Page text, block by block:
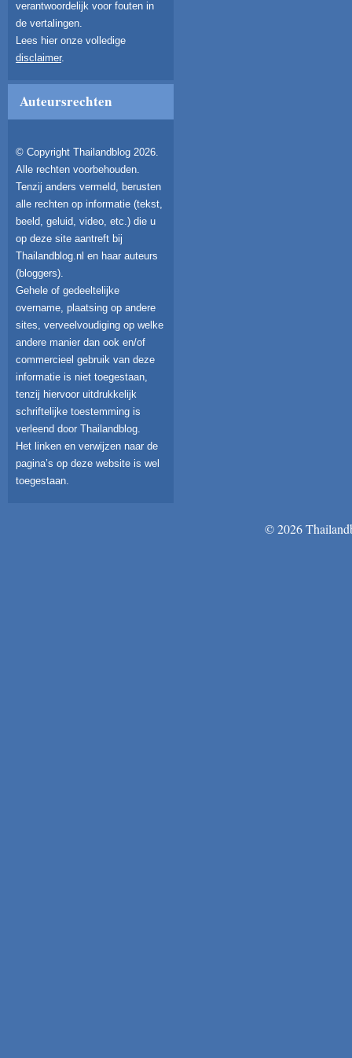
verantwoordelijk voor fouten in
de vertalingen.
Lees hier onze volledige
disclaimer.
Auteursrechten
© Copyright Thailandblog 2026.
Alle rechten voorbehouden.
Tenzij anders vermeld, berusten
alle rechten op informatie (tekst,
beeld, geluid, video, etc.) die u
op deze site aantreft bij
Thailandblog.nl en haar auteurs
(bloggers).
Gehele of gedeeltelijke
overname, plaatsing op andere
sites, verveelvoudiging op welke
andere manier dan ook en/of
commercieel gebruik van deze
informatie is niet toegestaan,
tenzij hiervoor uitdrukkelijk
schriftelijke toestemming is
verleend door Thailandblog.
Het linken en verwijzen naar de
pagina’s op deze website is wel
toegestaan.
© 2026